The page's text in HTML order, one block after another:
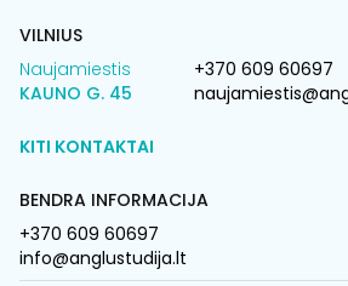
VILNIUS
Naujamiestis
KAUNO G. 45
+370 609 60697
KITI KONTAKTAI
BENDRA INFORMACIJA
+370 609 60697
info@anglustudija.lt